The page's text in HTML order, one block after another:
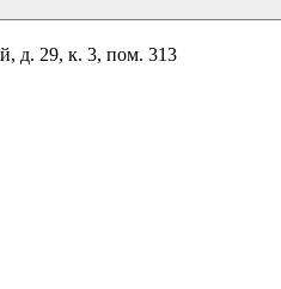
д. 29, к. 3, пом. 313